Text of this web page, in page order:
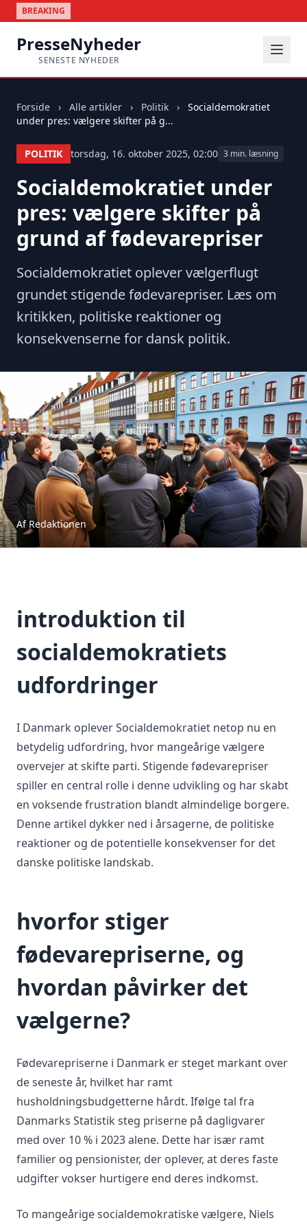
BREAKING
PresseNyheder
SENESTE NYHEDER
Forside › Alle artikler › Politik ›
Socialdemokratiet
under pres: vælgere skifter på g...
POLITIK torsdag, 16. oktober 2025, 02:00 3 min. læsning
Socialdemokratiet under
pres: vælgere skifter på
grund af fødevarepriser
Socialdemokratiet oplever vælgerflugt
grundet stigende fødevarepriser. Læs om
kritikken, politiske reaktioner og
konsekvenserne for dansk politik.
Af Redaktionen
introduktion til
socialdemokratiets
udfordringer
I Danmark oplever Socialdemokratiet netop nu en
betydelig udfordring, hvor mangeårige vælgere
overvejer at skifte parti. Stigende fødevarepriser
spiller en central rolle i denne udvikling og har skabt
en voksende frustration blandt almindelige borgere.
Denne artikel dykker ned i årsagerne, de politiske
reaktioner og de potentielle konsekvenser for det
danske politiske landskab.
hvorfor stiger
fødevarepriserne, og
hvordan påvirker det
vælgerne?
Fødevarepriserne i Danmark er steget markant over
de seneste år, hvilket har ramt
husholdningsbudgetterne hårdt. Ifølge tal fra
Danmarks Statistik steg priserne på dagligvarer
med over 10 % i 2023 alene. Dette har især ramt
familier og pensionister, der oplever, at deres faste
udgifter vokser hurtigere end deres indkomst.
To mangeårige socialdemokratiske vælgere, Niels